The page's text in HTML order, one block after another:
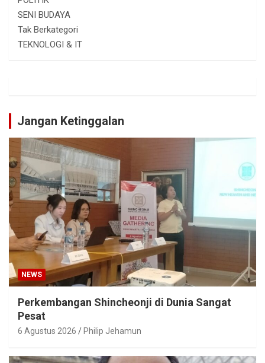
SENI BUDAYA
Tak Berkategori
TEKNOLOGI & IT
Jangan Ketinggalan
NEWS
Perkembangan Shincheonji di Dunia Sangat
Pesat
6 Agustus 2026 Philip Jehamun